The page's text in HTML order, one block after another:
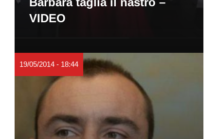
VIDEO
19/05/2014 - 18:44